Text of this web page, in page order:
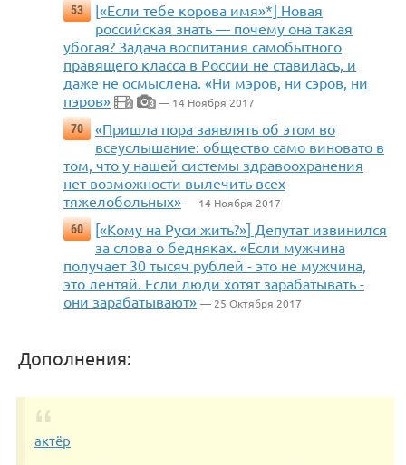
53
[«Если тебе корова имя»*] Новая
российская знать — почему она такая
убогая? Задача воспитания самобытного
правящего класса в России не ставилась, и
даже не осмыслена. «Ни мэров, ни сэров, ни
пэров»
2 3 — 14 Ноября 2017
70
«Пришла пора заявлять об этом во
всеуслышание: общество само виновато в
том, что у нашей системы здравоохранения
нет возможности вылечить всех
тяжелобольных» — 14 Ноября 2017
60
[«Кому на Руси жить?»] Депутат извинился
за слова о бедняках. «Если мужчина
получает 30 тысяч рублей - это не мужчина,
это лентяй. Если люди хотят зарабатывать -
они зарабатывают» — 25 Октября 2017
Дополнения:
актёр